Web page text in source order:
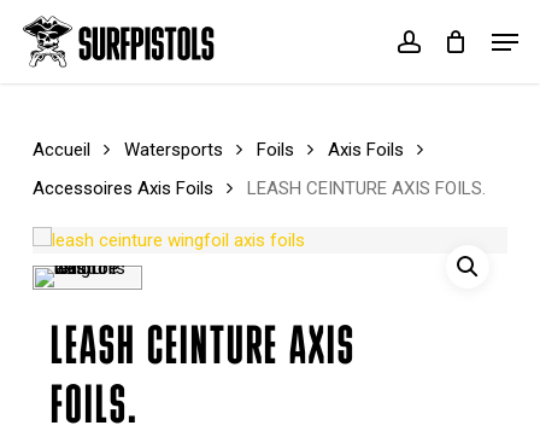
main
account
Cart Close
Accueil Watersports Foils
Axis Foils
Accessoires Axis Foils
LEASH CEINTURE AXIS FOILS.
LEASH CEINTURE AXIS
FOILS.